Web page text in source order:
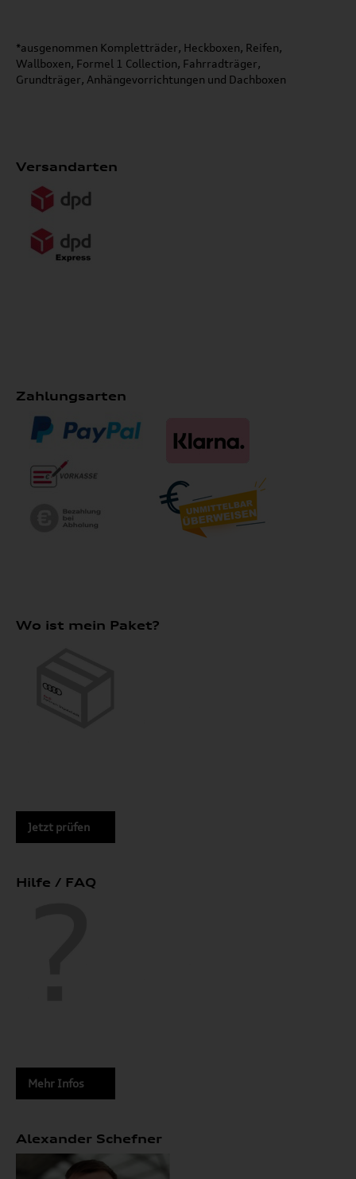
*ausgenommen Kompletträder, Heckboxen, Reifen,
Wallboxen, Formel 1 Collection, Fahrradträger,
Grundträger, Anhängevorrichtungen und Dachboxen
Versandarten
Zahlungsarten
Wo ist mein Paket?
Jetzt prüfen
Hilfe / FAQ
Mehr Infos
Alexander Schefner